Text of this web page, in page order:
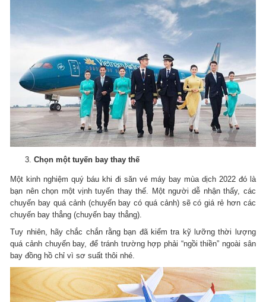
Chọn một tuyến bay thay thế
Một kinh nghiệm quý báu khi đi săn vé máy bay mùa dịch 2022 đó là
bạn nên chọn một vịnh tuyến thay thế. Một người dễ nhận thấy, các
chuyến bay quá cảnh (chuyến bay có quá cảnh) sẽ có giá rẻ hơn các
chuyến bay thẳng (chuyến bay thẳng).
Tuy nhiên, hãy chắc chắn rằng bạn đã kiểm tra kỹ lưỡng thời lượng
quá cảnh chuyến bay, để tránh trường hợp phải “ngồi thiền” ngoài sân
bay đồng hồ chỉ vì sơ suất thôi nhé.